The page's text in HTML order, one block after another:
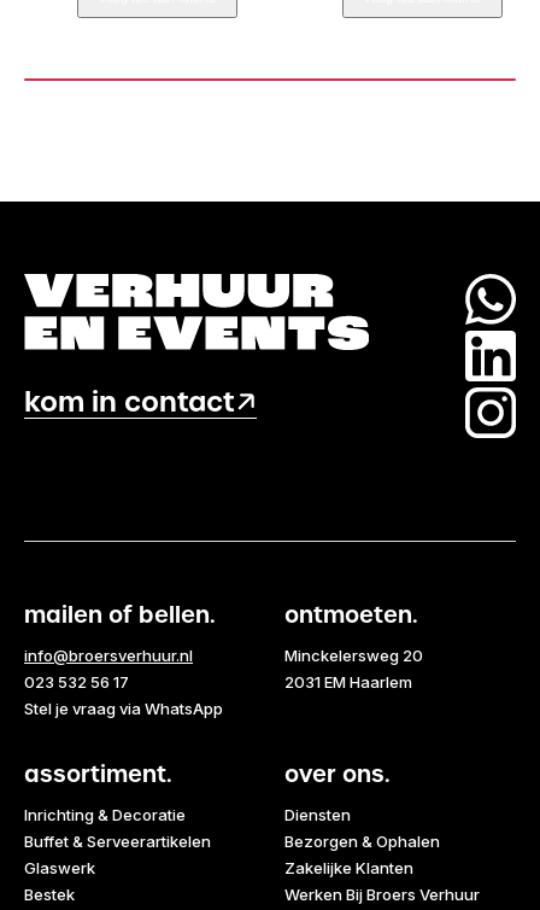
aantal
met
(1,9M)
kom in contact
mailen of bellen.
info@broersverhuur.nl
023 532 56 17
Stel je vraag via WhatsApp
ontmoeten.
Minckelersweg 20
2031 EM Haarlem
assortiment.
Inrichting & Decoratie
Buffet & Serveerartikelen
Glaswerk
Bestek
over ons.
Diensten
Bezorgen & Ophalen
Zakelijke Klanten
Werken Bij Broers Verhuur